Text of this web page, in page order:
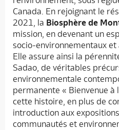
Canada. En rejoignant le
2021, la Biosphère de
mission, en devenant un
socio-environnementaux et
Elle assure ainsi la
Sadao, de véritables
environnementale
permanente « Bienvenue
cette histoire, en plus de
introduction aux
communautés et